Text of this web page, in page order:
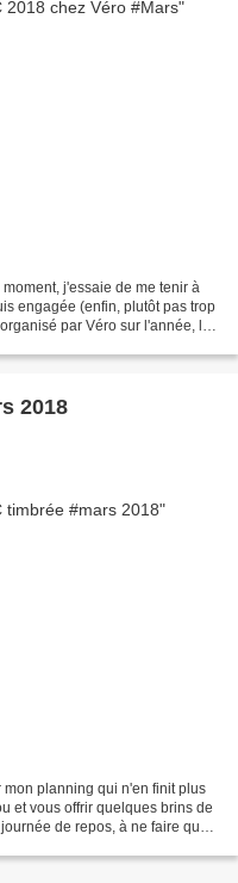
j'essaie de me tenir à
engagée (enfin, plutôt pas trop
par Véro sur l'année, le
2018
mon planning qui n'en finit plus
et vous offrir quelques brins de
de repos, à ne faire que